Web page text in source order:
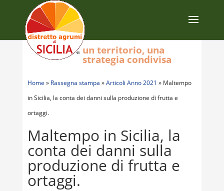
Home » Rassegna stampa »Articoli Anno 2021 » Maltempo
in Sicilia, la conta dei danni sulla produzione di frutta e
ortaggi.
Maltempo in Sicilia, la
conta dei danni sulla
produzione di frutta e
ortaggi.
un territorio, una
strategia condivisa